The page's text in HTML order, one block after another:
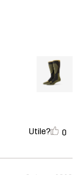
Utile? 0